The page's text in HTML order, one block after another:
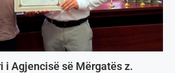
i Agjencisë së Mërgatës z.